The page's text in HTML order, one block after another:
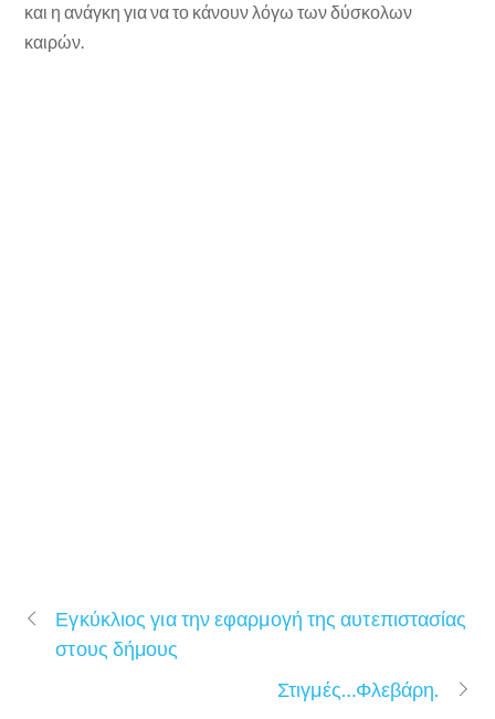
και η ανάγκη για να το κάνουν λόγω των δύσκολων
καιρών.
Εγκύκλιος για την εφαρμογή της αυτεπιστασίας
στους δήμους
Στιγμές…Φλεβάρη.